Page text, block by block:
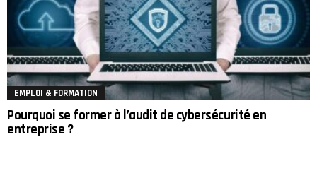
EMPLOI & FORMATION
Pourquoi se former à l’audit de cybersécurité en
entreprise ?